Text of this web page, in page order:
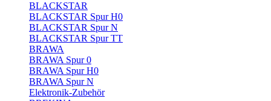
BLACKSTAR
BLACKSTAR Spur H0
BLACKSTAR Spur N
BLACKSTAR Spur TT
BRAWA
BRAWA Spur 0
BRAWA Spur H0
BRAWA Spur N
Elektronik-Zubehör